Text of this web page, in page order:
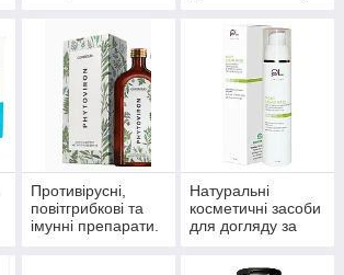
Противірусні,
повітгрибкові та
імунні препарати.
Натуральні
косметичні засоби
для догляду за